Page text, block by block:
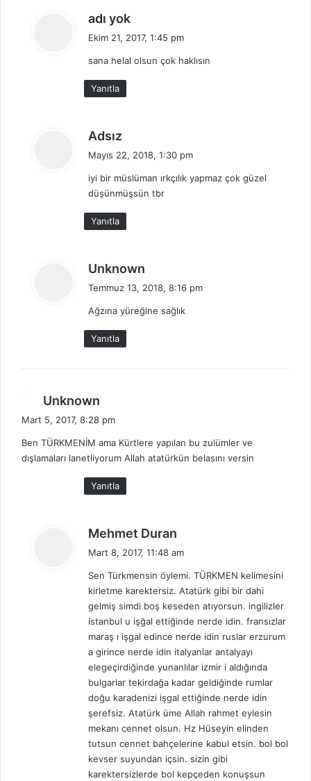
adı yok
e
Ekim 21, 2017, 1:45 pm
sana helal olsun çok haklısın
Yanıtla
Adsız
e
i
k
i
:
Mayıs 22, 2018, 1:30 pm
iyi bir müslüman ırkçılık yapmaz çok güzel
düşünmüşsün tbr
Yanıtla
Unknown
e
i
Temmuz 13, 2018, 8:16 pm
Ağzına yüreğine sağlık
Yanıtla
Unknown
i
k
i
:
Mart 5, 2017, 8:28 pm
Ben TÜRKMENİM ama Kürtlere yapılan bu zulümler ve
dışlamaları lanetliyorum Allah atatürkün belasını versin
Yanıtla
Mehmet Duran
i
k
i
:
Mart 8, 2017, 11:48 am
Sen Türkmensin öylemi. TÜRKMEN kelimesini
kirletme karektersiz. Atatürk gibi bir dahi
gelmiş simdi boş keseden atıyorsun. ingilizler
istanbul u işğal ettiğinde nerde idin. fransızlar
maraş ı işgal edince nerde idin ruslar erzurum
a girince nerde idin italyanlar antalyayı
elegeçirdiğinde yunanlılar izmir i aldığında
bulgarlar tekirdağa kadar geldiğinde rumlar
doğu karadenizi işgal ettiğinde nerde idin
şerefsiz. Atatürk üme Allah rahmet eylesin
mekanı cennet olsun. Hz Hüseyin elinden
tutsun cennet bahçelerine kabul etsin. bol bol
kevser suyundan içsin. sizin gibi
karektersizlerde bol kepçeden konuşsun